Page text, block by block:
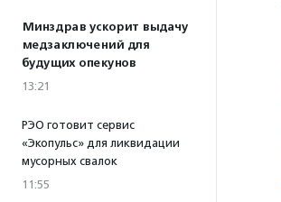
Минздрав ускорит выдачу
медзаключений для
будущих опекунов
13:21
РЭО готовит сервис
«Экопульс» для ликвидации
мусорных свалок
11:55